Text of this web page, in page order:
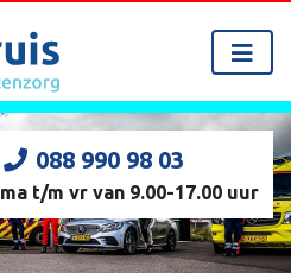
088 990 98 03
ma t/m vr van 9.00-17.00 uur